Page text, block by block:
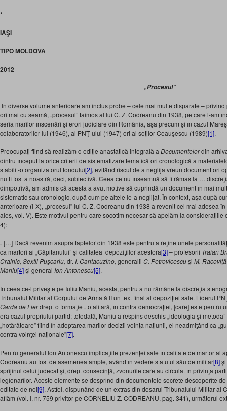
*
IAŞI
TIPO MOLDOVA
2012
„Procesul”
În diverse volume anterioare am inclus probe – cele mai multe disparate –
ori mai cu seamă, „procesul” faimos al lui C. Z. Codreanu din 1938, pe care l-am
seria marilor înscenări şi erori judiciare din România, aşa precum şi în cazul
colaboratorilor lui (1946), al PNŢ-ului (1947) ori al soţilor Ceauşescu (1989)[1].
Preocupaţi fiind să realizăm o ediţie anastatică integrală a Documentelordin
dintru început la orice criterii de sistematizare tematică ori cronologică a
stabilit-o organizatorul fondului[2], evitând riscul de a neglija vreun document ori
nu fi fost a noastră, deci, subiectivă. Ceea ce nu înseamnă să fi rămas la …
dimpotrivă, am admis că acesta a avut motive să cuprindă un document în mai
sistematic sau cronologic, după cum pe altele le-a neglijat. În context, aşa după
anterioare (I-X), „procesul” lui C. Z. Codreanu din 1938 a revenit cel mai adesea
ales, vol. V). Este motivul pentru care socotim necesar să apelăm la consideraţiile
4):
„ […] Dacă revenim asupra faptelor din 1938 este pentru a reţine unele
ca martori ai „Căpitanului” şi calitatea depoziţiilor acestora[3]– profesorii Traian
Crainic, Sextil Puşcariu, dr. I. Cantacuzino, generalii C. Petrovicescuşi M. Racoviţă
Maniu[4]şi general Ion Antonescu[5].
În ceea ce-l priveşte pe Iuliu Maniu, acesta, pentru a nu rămâne la discreţia
Tribunalul Militar al Corpului de Armată II un text final al depoziţiei sale. Liderul
Garda de Fierdrept o formaţie „totalitară, în contra democraţiei, [care] este pentru
era cazul propriului partid; totodată, Maniu a respins deschis „ideologia şi
„hotărâtoare” fiind în adoptarea marilor decizii voinţa naţiunii, el neadmiţând ca
contra voinţei naţionale”[7].
Pentru generalul Ion Antonescu implicaţiile prezenţei sale în calitate de martor al
Codreanu au fost de asemenea ample, având în vedere statutul său de militar[8]
sprijinul celui judecat şi, drept consecinţă, zvonurile care au circulat în privinţa
legionarilor. Aceste elemente se desprind din documentele secrete descoperite
editate de noi[9]. Astfel, dispunând de un extras din dosarul Tribunalului Militar al
aflăm (vol. I, nr. 759 privitor pe CORNELIU Z. CODREANU, pag. 341), următorul